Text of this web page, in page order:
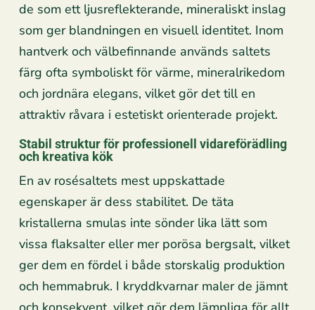
de som ett ljusreflekterande, mineraliskt inslag
som ger blandningen en visuell identitet. Inom
hantverk och välbefinnande används saltets
färg ofta symboliskt för värme, mineralrikedom
och jordnära elegans, vilket gör det till en
attraktiv råvara i estetiskt orienterade projekt.
Stabil struktur för professionell vidareförädling
och kreativa kök
En av rosésaltets mest uppskattade
egenskaper är dess stabilitet. De täta
kristallerna smulas inte sönder lika lätt som
vissa flaksalter eller mer porösa bergsalt, vilket
ger dem en fördel i både storskalig produktion
och hemmabruk. I kryddkvarnar maler de jämnt